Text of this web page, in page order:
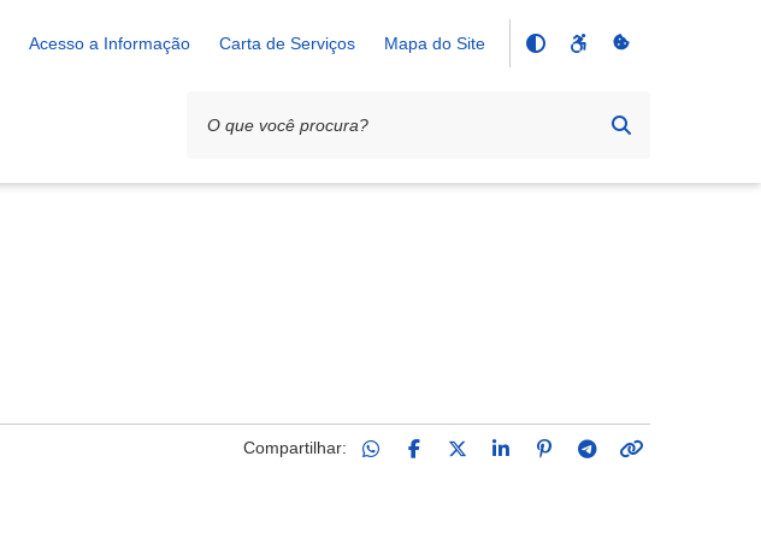
Acesso a Informação Carta de Serviços Mapa do Site
Compartilhar: